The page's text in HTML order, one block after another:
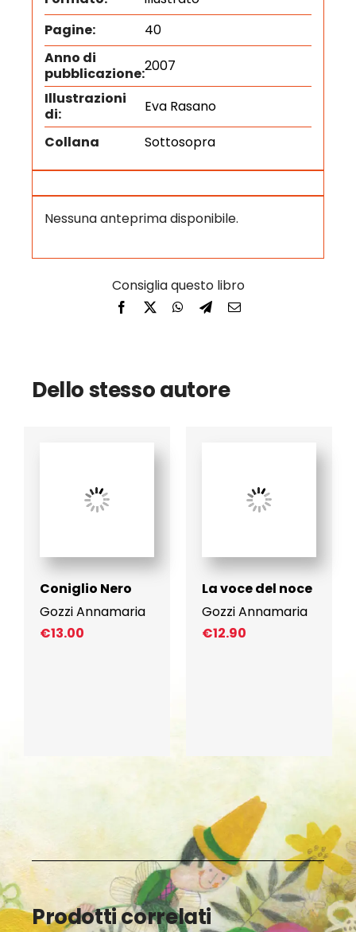
Pagine:
40
Anno di
pubblicazione:2007
Illustrazioni
di:
Eva Rasano
Collana
Sottosopra
Nessuna anteprima disponibile.
Dello stesso autore
Coniglio Nero
Gozzi Annamaria
€13.00
La voce del noce
Gozzi Annamaria
€12.90
Prodotti correlati